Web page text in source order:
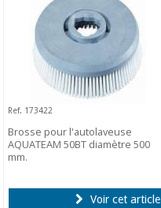
Ref. 173422
Brosse pour l'autolaveuse
AQUATEAM 50BT diamètre 500
mm.
Voir cet article